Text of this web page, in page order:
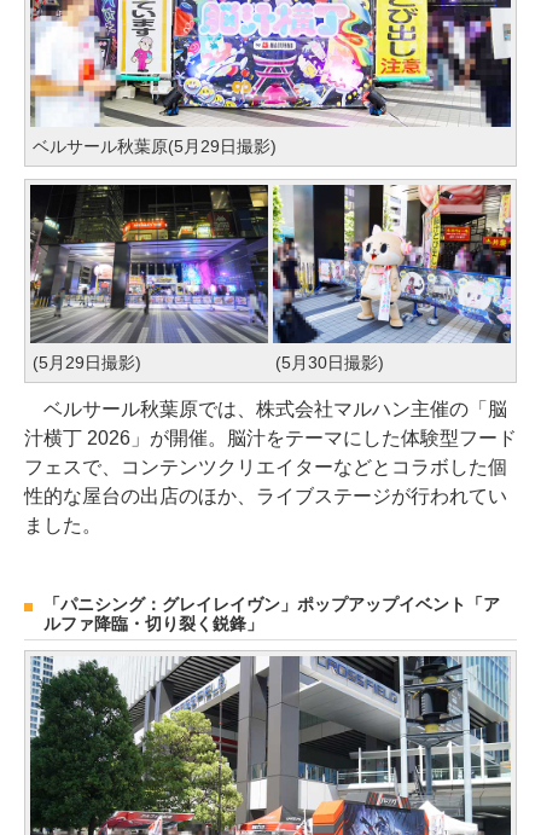
ベルサール秋葉原(5月29日撮影)
(5月29日撮影) (5月30日撮影)
ベルサール秋葉原では、株式会社マルハン主催の「脳
汁横丁 2026」が開催。脳汁をテーマにした体験型フード
フェスで、コンテンツクリエイターなどとコラボした個
性的な屋台の出店のほか、ライブステージが行われてい
ました。
「パニシング：グレイレイヴン」ポップアップイベント「ア
ルファ降臨・切り裂く鋭鋒」